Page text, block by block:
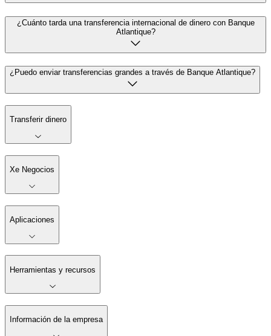
¿Cuánto tarda una transferencia internacional de dinero con Banque
Atlantique?
¿Puedo enviar transferencias grandes a través de Banque Atlantique?
Transferir dinero
Xe Negocios
Aplicaciones
Herramientas y recursos
Información de la empresa